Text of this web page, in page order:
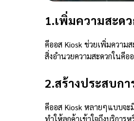
1.เพิ่มความสะด
คีออส Kiosk ช่วยเพิ่มความ
สิ่งอำนวยความสะดวกในคีอ
2.สร้างประสบก
คีออส Kiosk หลายๆแบบจะ
ทำให้ลูกค้าเข้าใจถึงบริกา